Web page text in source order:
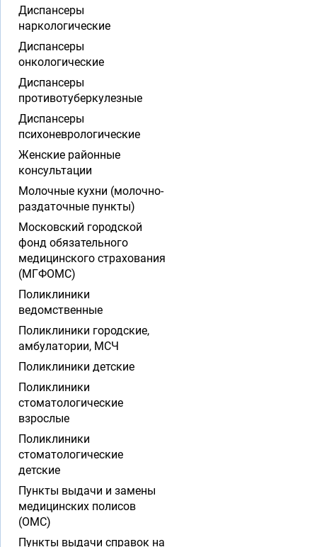
Диспансеры
наркологические
Диспансеры
онкологические
Диспансеры
противотуберкулезные
Диспансеры
психоневрологические
Женские районные
консультации
Молочные кухни (молочно-
раздаточные пункты)
Московский городской
фонд обязательного
медицинского страхования
(МГФОМС)
Поликлиники
ведомственные
Поликлиники городские,
амбулатории, МСЧ
Поликлиники детские
Поликлиники
стоматологические
взрослые
Поликлиники
стоматологические
детские
Пункты выдачи и замены
медицинских полисов
(ОМС)
Пункты выдачи справок на